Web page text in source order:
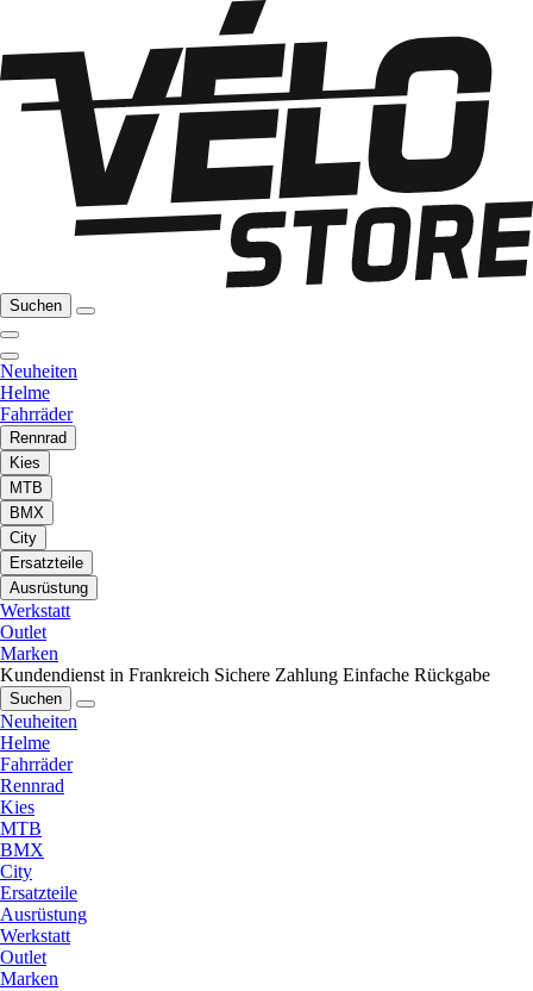
Suchen
Neuheiten
Helme
Fahrräder
Rennrad
Kies
MTB
BMX
City
Ersatzteile
Ausrüstung
Werkstatt
Outlet
Marken
Kundendienst in Frankreich Sichere Zahlung Einfache Rückgabe
Suchen
Neuheiten
Helme
Fahrräder
Rennrad
Kies
MTB
BMX
City
Ersatzteile
Ausrüstung
Werkstatt
Outlet
Marken